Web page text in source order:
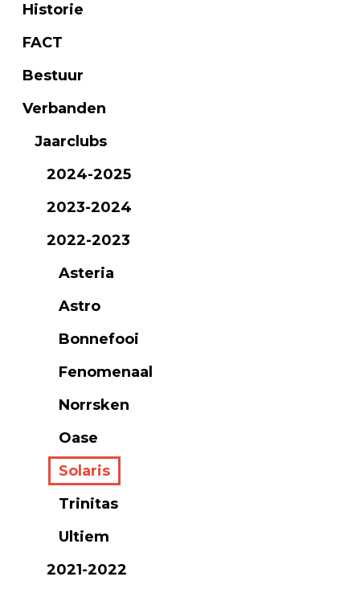
Historie
FACT
Bestuur
Verbanden
Jaarclubs
2024-2025
2023-2024
2022-2023
Asteria
Astro
Bonnefooi
Fenomenaal
Norrsken
Oase
Solaris
Trinitas
Ultiem
2021-2022